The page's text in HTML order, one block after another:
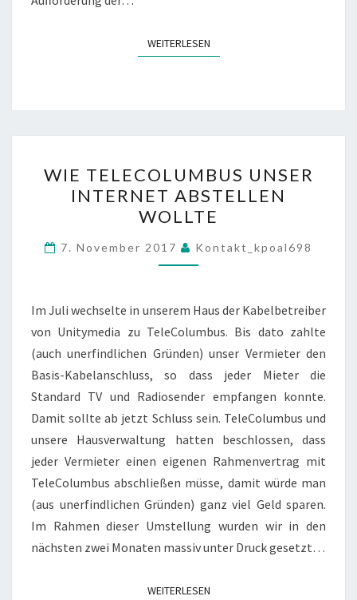
WEITERLESENWEITERLESEN
TELECOLUMBUS
UNSER
INTERNET
ABSTELLEN
WOLLTE
WIE TELECOLUMBUS UNSER
INTERNET ABSTELLEN
WOLLTE
7. November 2017 Kontakt_kpoal698
Im Juli wechselte in unserem Haus der Kabelbetreiber
von Unitymedia zu TeleColumbus. Bis dato zahlte
(auch unerfindlichen Gründen) unser Vermieter den
Basis-Kabelanschluss, so dass jeder Mieter die
Standard TV und Radiosender empfangen konnte.
Damit sollte ab jetzt Schluss sein. TeleColumbus und
unsere Hausverwaltung hatten beschlossen, dass
jeder Vermieter einen eigenen Rahmenvertrag mit
TeleColumbus abschließen müsse, damit würde man
(aus unerfindlichen Gründen) ganz viel Geld sparen.
Im Rahmen dieser Umstellung wurden wir in den
nächsten zwei Monaten massiv unter Druck gesetzt…
WEITERLESENWEITERLESEN